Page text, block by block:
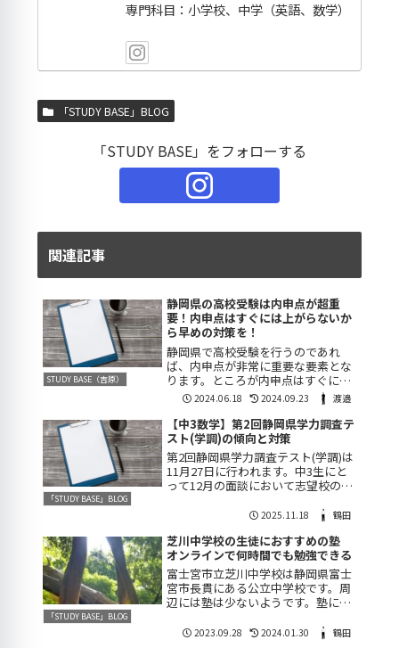
専門科目：小学校、中学（英語、数学）
「STUDY BASE」BLOG
「STUDY BASE」をフォローする
関連記事
STUDY BASE（吉原）
静岡県の高校受験は内申点が超重
要！内申点はすぐには上がらないか
ら早めの対策を！
静岡県で高校受験を行うのであれ
ば、内申点が非常に重要な要素とな
ります。ところが内申点はすぐには
上げることができません。中学3年
生になった段階で何とか対策をし始
めないと、なかなか思ったような数
字を獲得することは難しいのです。
しかしそのことはあ...
2024.06.18 2024.09.23 渡邉
「STUDY BASE」BLOG
【中3数学】第2回静岡県学力調査テ
スト(学調)の傾向と対策
第2回静岡県学力調査テスト(学調)は
11月27日に行われます。中3生にと
って12月の面談において志望校の合
問題の傾向を知って良い得点が取れ
問題構成は毎年ほぼ同じ問題構成と
しては...
2025.11.18 鶴田
「STUDY BASE」BLOG
芝川中学校の生徒におすすめの塾
オンラインで何時間でも勉強できる
富士宮市立芝川中学校は静岡県富士
宮市長貫にある公立中学校です。周
辺には塾は少ないようです。塾に通
から選ぶか送迎に時間の掛かる場所
2023.09.28 2024.01.30 鶴田